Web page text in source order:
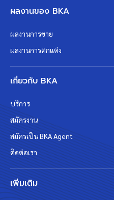
ผลงานของ BKA
ผลงานการขาย
ผลงานการตกแต่ง
เกี่ยวกับ BKA
บริการ
สมัครงาน
สมัครเป็น BKA Agent
ติดต่อเรา
เพิ่มเติม